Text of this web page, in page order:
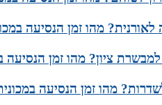
מהו זמן הנסיעה
ציון? מהו זמן הנסיעה
מהו זמן הנסיעה